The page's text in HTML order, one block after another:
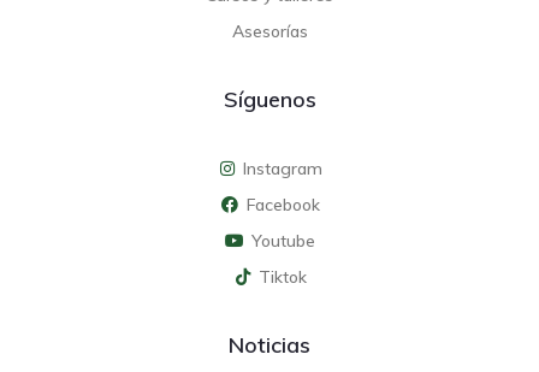
Asesorías
Síguenos
Instagram
Facebook
Youtube
Tiktok
Noticias